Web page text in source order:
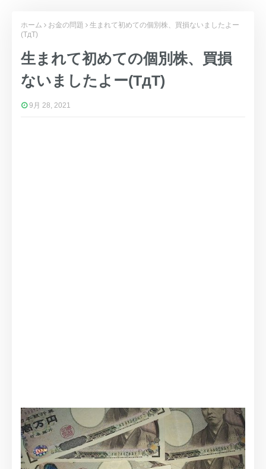
ホーム お金の問題
生まれて初めての個別株、買損ないましたよー
(TдT)
生まれて初めての個別株、買損
ないましたよー(TдT)
9月 28, 2021